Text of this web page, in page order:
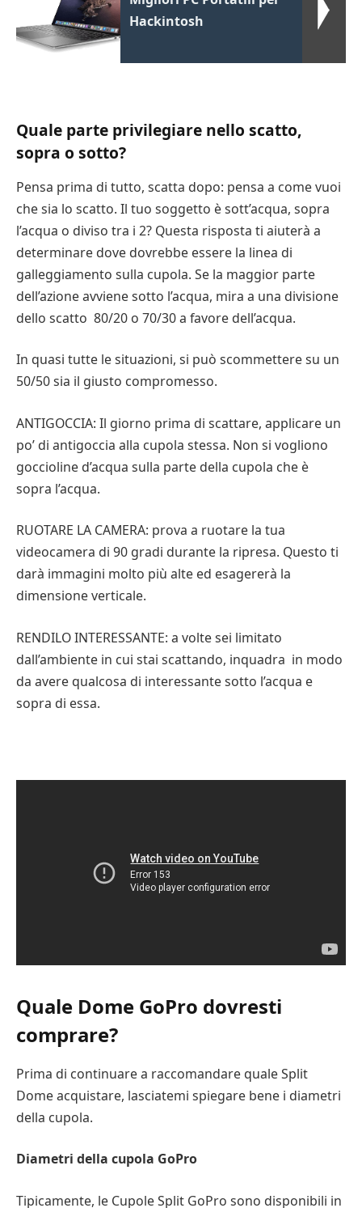
Hackintosh
Quale parte privilegiare nello scatto,
sopra o sotto?
Pensa prima di tutto, scatta dopo: pensa a come vuoi
che sia lo scatto. Il tuo soggetto è sott’acqua, sopra
l’acqua o diviso tra i 2? Questa risposta ti aiuterà a
determinare dove dovrebbe essere la linea di
galleggiamento sulla cupola. Se la maggior parte
dell’azione avviene sotto l’acqua, mira a una divisione
dello scatto 80/20 o 70/30 a favore dell’acqua.
In quasi tutte le situazioni, si può scommettere su un
50/50 sia il giusto compromesso.
ANTIGOCCIA: Il giorno prima di scattare, applicare un
po’ di antigoccia alla cupola stessa. Non si vogliono
goccioline d’acqua sulla parte della cupola che è
sopra l’acqua.
RUOTARE LA CAMERA: prova a ruotare la tua
videocamera di 90 gradi durante la ripresa. Questo ti
darà immagini molto più alte ed esagererà la
dimensione verticale.
RENDILO INTERESSANTE: a volte sei limitato
dall’ambiente in cui stai scattando, inquadra in modo
da avere qualcosa di interessante sotto l’acqua e
sopra di essa.
Quale Dome GoPro dovresti
comprare?
Prima di continuare a raccomandare quale Split
Dome acquistare, lasciatemi spiegare bene i diametri
della cupola.
Diametri della cupola GoPro
Tipicamente, le Cupole Split GoPro sono disponibili in